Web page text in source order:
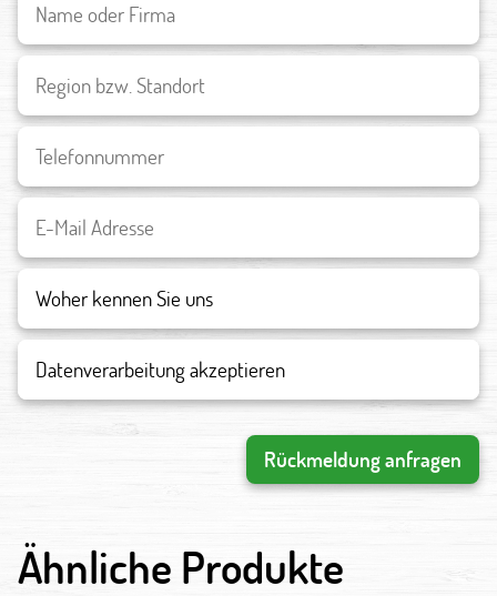
Datenverarbeitung akzeptieren
Rückmeldung anfragen
Ähnliche Produkte